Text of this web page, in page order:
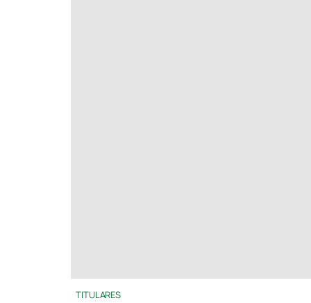
TITULARES